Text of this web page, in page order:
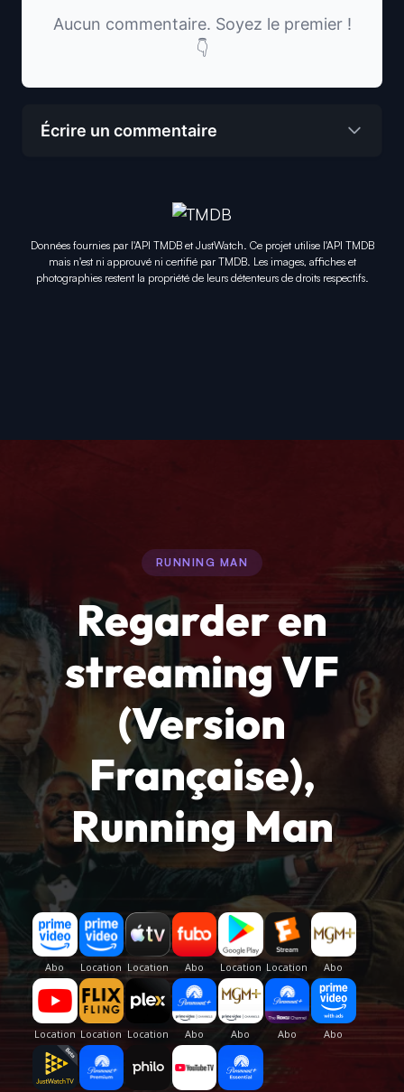
Aucun commentaire. Soyez le premier !
👇
Écrire un commentaire
Données fournies par l'API TMDB et JustWatch. Ce projet utilise l'API TMDB
mais n'est ni approuvé ni certifié par TMDB. Les images, affiches et
photographies restent la propriété de leurs détenteurs de droits respectifs.
RUNNING MAN
Regarder en
streaming VF
(Version
Française),
Running Man